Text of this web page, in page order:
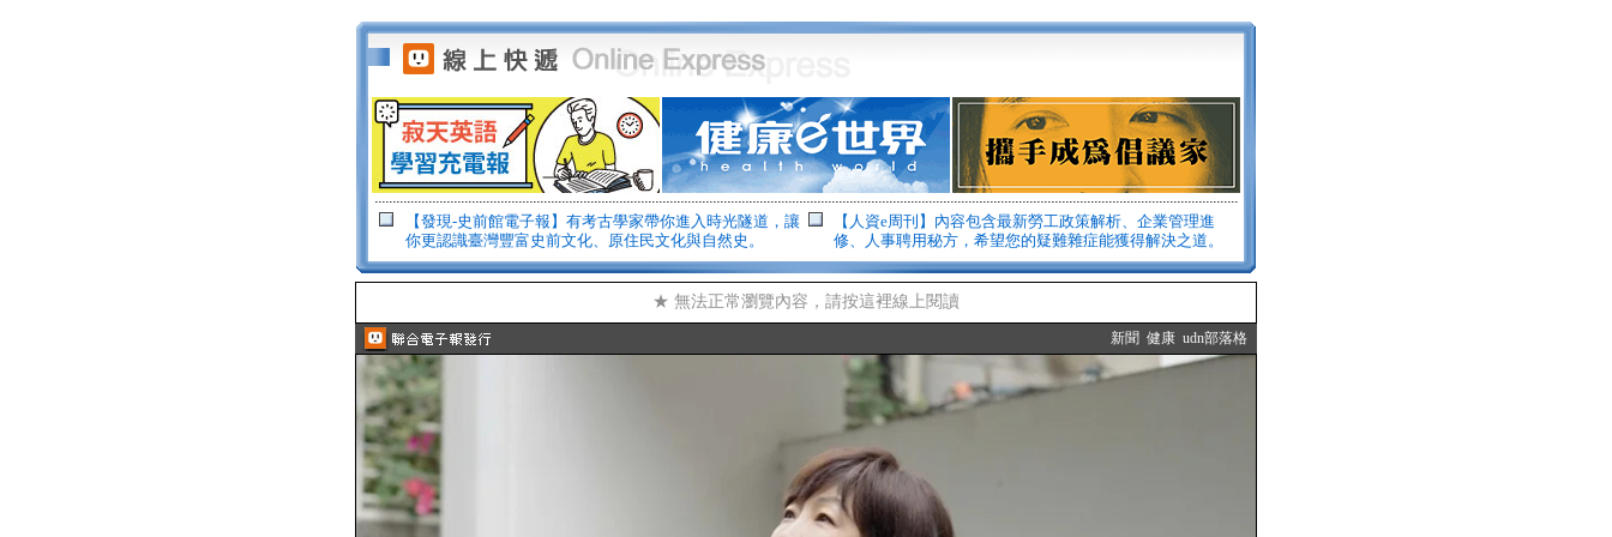
【發現-史前館電子報】有考古學家帶你進入時光隧道，讓
你更認識臺灣豐富史前文化、原住民文化與自然史。
【人資e周刊】內容包含最新勞工政策解析、企業管理進
修、人事聘用秘方，希望您的疑難雜症能獲得解決之道。
★ 無法正常瀏覽內容，請按這裡線上閱讀
新聞 健康 udn部落格